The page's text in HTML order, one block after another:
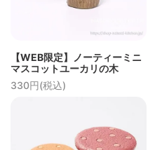
【WEB限定】ノーティーミニ
マスコットユーカリの木
330円(税込)